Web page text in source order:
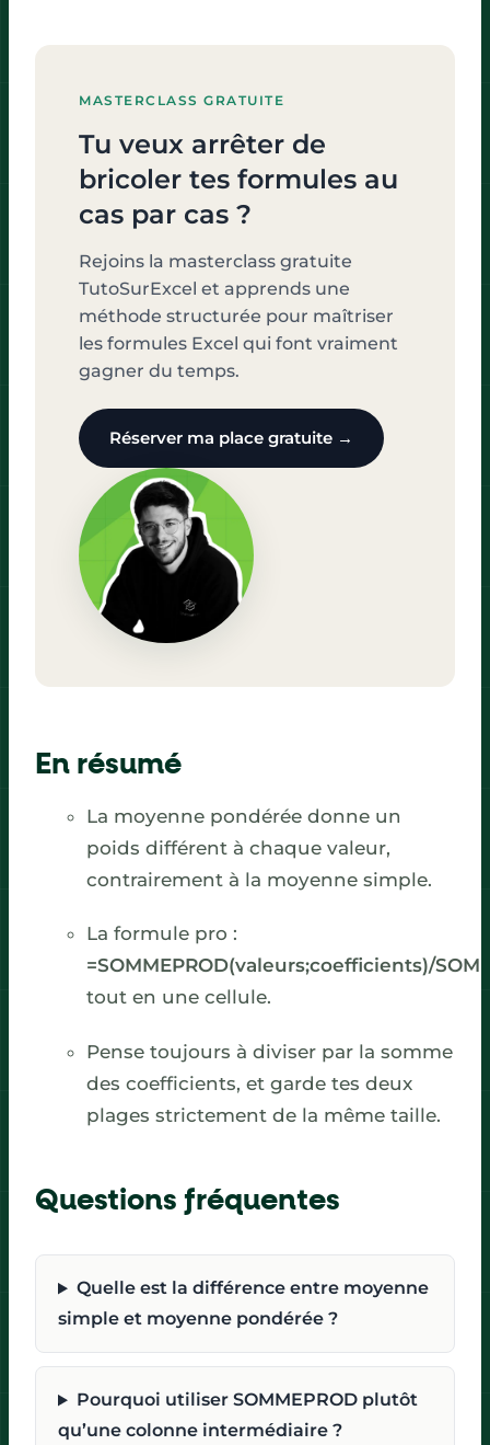
MASTERCLASS GRATUITE
Tu veux arrêter de
bricoler tes formules au
cas par cas ?
Rejoins la masterclass gratuite
TutoSurExcel et apprends une
méthode structurée pour maîtriser
les formules Excel qui font vraiment
gagner du temps.
Réserver ma place gratuite →
En résumé
La moyenne pondérée donne un
poids différent à chaque valeur,
contrairement à la moyenne simple.
La formule pro :
=SOMMEPROD(valeurs;coefficients)/
tout en une cellule.
Pense toujours à diviser par la somme
des coefficients, et garde tes deux
plages strictement de la même taille.
Questions fréquentes
Quelle est la différence entre moyenne
simple et moyenne pondérée ?
Pourquoi utiliser SOMMEPROD plutôt
qu’une colonne intermédiaire ?